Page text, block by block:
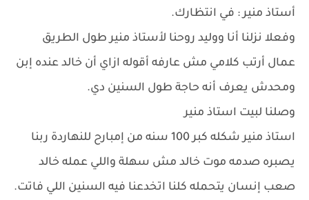
أستاذ منير : في انتظارك.
وفعلا نزلنا أنا ووليد روحنا لأستاذ منير طول الطريق
عمال أرتب كلامي مش عارفه أقوله ازاي أن خالد عنده إبن
ومحدش يعرف أنه حاجة طول السنين دي.
وصلنا لبيت استاذ منير
استاذ منير شكله كبر 100 سنه من إمبارح للنهاردة ربنا
يصبره صدمه موت خالد مش سهلة واللي عمله خالد
صعب إنسان يتحمله كلنا اتخدعنا فيه السنين اللي فاتت.